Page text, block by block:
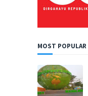
MOST POPULAR